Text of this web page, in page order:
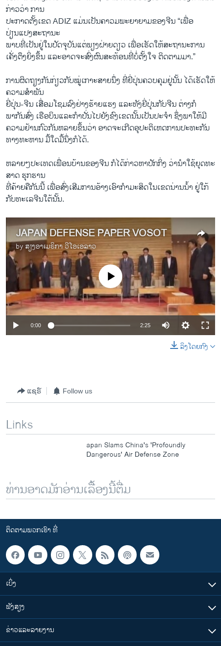
ກ່າວ​ວ່າ ການ
ປະກາດ​ຕັ້ງເຂດ ADIZ ​ແມ່ນ​ເປັນ​ຄາວ​ມ​ພະຍາຍາ​ມຂອງຈີນ​ “​ເພື່ອ​
ປ່ຽນແປງສະ​ຖານະ
ພາບ​ທີ່​ເປັນ​ຢູ່​ໃນ​ປັດຈຸບັນ​ແຕ່​ພຽງຝ່າຍ​ດຽວ ເພື່ອ​ເຮັ​ດ​ໃຫ້​ສະຖານະ​ການ​
ເຄັ່ງ​ຕຶງ​ຍິ່ງ​ຂຶ້ນ ແລະ​ອາດ​ຈະ​ສົ່ງ​ຜົນ​ສະທ້ອນ​ທີ່​ບໍ່ຕັ້ງ​ໃຈ ຕິດຕາມ​ມາ.”
ການ​ຜິດ​ຖຽງ​ກັນກ່ຽວ​ກັບ​ໝູ່​ເກາະສາຍ​ນຶ່ງ ​ທີ່​ຍີ່ປຸ່ນຄວບຄຸມ​ຢູ່​ນັ້ນ ​ໄດ້ເຮັດ​ໃຫ້
ຄວາມສຳພັນ
ຍີ່ປຸ່ນ-ຈີນ ເສື່ອມໂຊມລົງ​ຢ່າງ​ຮ້າຍ​ແຮງ​ ​ແລະທັງ​ຍີ່​ປຸ່ນກັບ​ຈີນ ຕ່າງ​ກໍ
ພາກັນ​ສົ່ງ​ ​ເຮືອບິນ​ແລະ​ກໍາ​ປັ່ນ​ໄປ​ຍັງຂົງ​ເຂດນັ້ນ​ເປັນ​ປະຈຳ ຊຶ່ງ​ພາ​ໃຫ້​ມີ​
ຄວາມ​ຢ້ານ​ກົວ​ກັນ​ຫລາຍ​ຂຶ້ນ​ວ່າ ອາດ​ຈະ​ເກີດອຸປະ​ຕິ​ເຫດການ​ປະ​ທະ​ກັນ
ທາງ​ທະຫານ ມື້​ໃດ​ມື້​ນຶ່ງ​ກໍ​ໄດ້.
ຫລາຍໆປະ​ເທດ​ເພື່ອ​ນບ້ານຂອງ​ຈີນ ກໍ​ໄດ້ກ່າ​ວ​ຫາປັກ​ກິ່ງ ວ່າ​ນຳ​ໃຊ້ຍຸດ​ທະ​
ສາດ ຮຸກ​ຮານ
ທີ່​ຄ້າຍຄື​ກັນນີ້ ​ເພື່ອ​ສົ່ງ​ເສີມ​ການ​ອ້າງ​ເອົາກຳມະສິດ​ໃນ​ເຂດນ່ານ​ນໍ້າ ຢູ່​ໃກ້​
ກັບທະ​ເລ​ຈີນໃຕ້ນັ້ນ.
JAPAN DEFENSE PAPER VOSOT
by ສຽງອາເມຣິກາ ວີໂອເອລາວ
No media source currently available
0:00 2:25
ລິງໂດຍກົງ
ແຊຣ໌ Follow us
Links
apan Slams China's 'Profoundly
Dangerous' Air Defense Zone
ທ່ານອາດມັກອ່ານເລື້ອງນີ້ຕື່ມ
ຕິດຕາມພວກເຮົາ ທີ່
ເບິ່ງ
ຟັງສຽງ
ຂ່າວແລະລາຍງານ